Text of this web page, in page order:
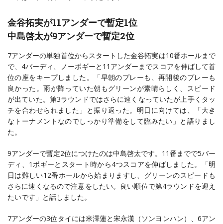
金谷拓実が11アンダーで暫定1位
中島啓太が9アンダーで暫定2位
7アンダーの単独首位からスタートした金谷拓実は10番ホールまで
で、4バーディ、ノーボギーと11アンダーまでスコアを伸ばして首
位の座をキープしました。「早朝のプレーも、再開後のプレーも
良かった。雨が降っていた朝もグリーンが素晴らしく、スピード
が出ていた。第3ラウンドではさらに速くなっていたが上手くタッ
チを合わせられました」と振り返った。明日に向けては、「大き
なトーナメントなのでしっかり準備をして臨みたい」と語りまし
た。
9アンダーで暫定2位につけたのは中島啓太です。11番までで5バー
ディ、1ボギーとスタート時から4つスコアを伸ばしました。「明
日は難しい12番ホールから始まりますし、グリーンのスピードも
さらに速くなるので注意をしたい。良い順位で第4ラウンドを迎え
たいです」と話しました。
7アンダーの3位タイには米澤蓮と宋永漢（ソンヨンハン）、6アン